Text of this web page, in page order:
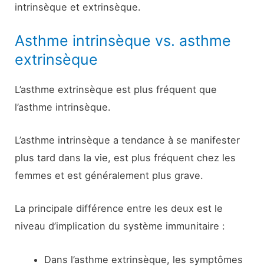
intrinsèque et extrinsèque.
Asthme intrinsèque vs. asthme
extrinsèque
L’asthme extrinsèque est plus fréquent que
l’asthme intrinsèque.
L’asthme intrinsèque a tendance à se manifester
plus tard dans la vie, est plus fréquent chez les
femmes et est généralement plus grave.
La principale différence entre les deux est le
niveau d’implication du système immunitaire :
Dans l’asthme extrinsèque, les symptômes